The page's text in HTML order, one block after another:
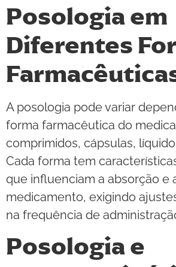
Posologia em
Diferentes
A posologia pode variar
forma farmacêutica do
comprimidos, cápsulas,
Cada forma tem
que influenciam a absorção e
medicamento, exigindo
na frequência de
Posologia e